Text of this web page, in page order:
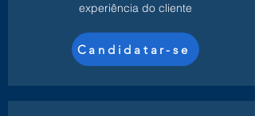
experiência do cliente
Candidatar-se